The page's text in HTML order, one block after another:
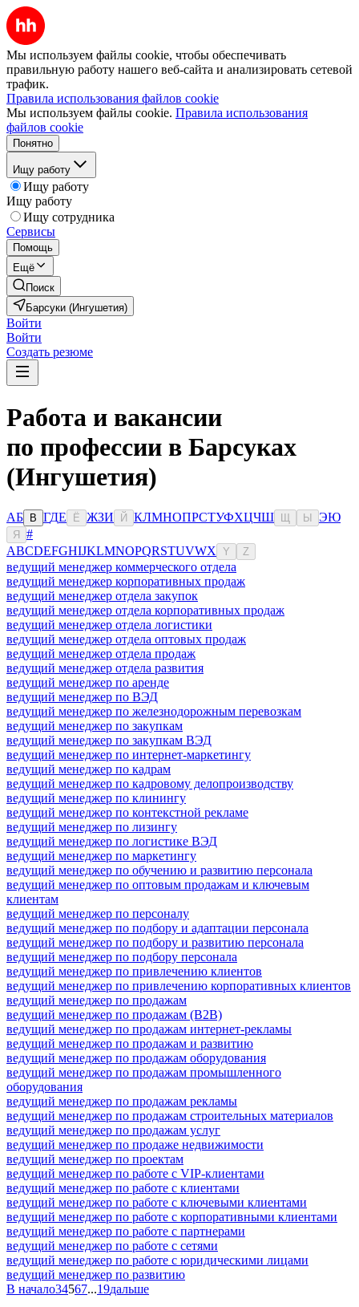
Мы используем файлы cookie, чтобы обеспечивать
правильную работу нашего веб-сайта и анализировать сетевой
трафик.
Правила использования файлов cookie
Мы используем файлы cookie. Правила использования
файлов cookie
Понятно
Ищу работу
Ищу работу
Ищу работу
Ищу сотрудника
Сервисы
Помощь
Ещё
Поиск
Барсуки (Ингушетия)
Войти
Войти
Создать резюме
Работа и вакансии
по профессии в Барсуках
(Ингушетия)
АБ В ГДЕ Ё ЖЗИ Й КЛМНОПРСТУФХЦЧШ Ы ЭЮ
Я
#
ABCDEFGHIJKLMNOPQRSTUVWX Y Z
ведущий менеджер коммерческого отдела
ведущий менеджер корпоративных продаж
ведущий менеджер отдела закупок
ведущий менеджер отдела корпоративных продаж
ведущий менеджер отдела логистики
ведущий менеджер отдела оптовых продаж
ведущий менеджер отдела продаж
ведущий менеджер отдела развития
ведущий менеджер по аренде
ведущий менеджер по ВЭД
ведущий менеджер по железнодорожным перевозкам
ведущий менеджер по закупкам
ведущий менеджер по закупкам ВЭД
ведущий менеджер по интернет-маркетингу
ведущий менеджер по кадрам
ведущий менеджер по кадровому делопроизводству
ведущий менеджер по клинингу
ведущий менеджер по контекстной рекламе
ведущий менеджер по лизингу
ведущий менеджер по логистике ВЭД
ведущий менеджер по маркетингу
ведущий менеджер по обучению и развитию персонала
ведущий менеджер по оптовым продажам и ключевым
клиентам
ведущий менеджер по персоналу
ведущий менеджер по подбору и адаптации персонала
ведущий менеджер по подбору и развитию персонала
ведущий менеджер по подбору персонала
ведущий менеджер по привлечению клиентов
ведущий менеджер по привлечению корпоративных клиентов
ведущий менеджер по продажам
ведущий менеджер по продажам (B2B)
ведущий менеджер по продажам интернет-рекламы
ведущий менеджер по продажам и развитию
ведущий менеджер по продажам оборудования
ведущий менеджер по продажам промышленного
оборудования
ведущий менеджер по продажам рекламы
ведущий менеджер по продажам строительных материалов
ведущий менеджер по продажам услуг
ведущий менеджер по продаже недвижимости
ведущий менеджер по проектам
ведущий менеджер по работе с VIP-клиентами
ведущий менеджер по работе с клиентами
ведущий менеджер по работе с ключевыми клиентами
ведущий менеджер по работе с корпоративными клиентами
ведущий менеджер по работе с партнерами
ведущий менеджер по работе с сетями
ведущий менеджер по работе с юридическими лицами
ведущий менеджер по развитию
В начало34567...19дальше